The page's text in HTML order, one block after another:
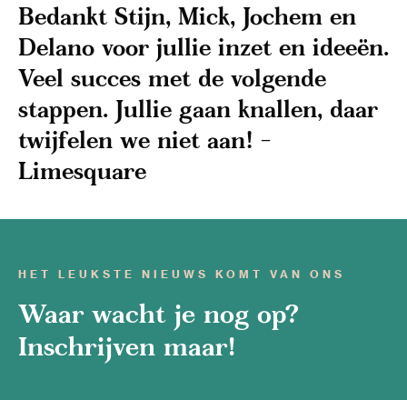
Bedankt Stijn, Mick, Jochem en
Delano voor jullie inzet en ideeën.
Veel succes met de volgende
stappen. Jullie gaan knallen, daar
twijfelen we niet aan! -
Limesquare
HET LEUKSTE NIEUWS KOMT VAN ONS
Waar wacht je nog op?
Inschrijven maar!